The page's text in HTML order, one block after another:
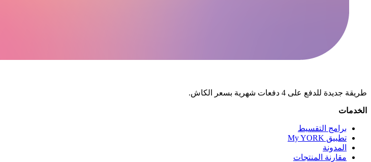
طريقة جديدة للدفع على 4 دفعات شهرية بسعر الكاش.
الخدمات
برامج التقسيط
تطبيق My YORK
المدونة
مقارنة المنتجات